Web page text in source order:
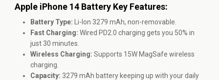
Apple iPhone 14 Battery Key Features:
Battery Type: Li-Ion 3279 mAh, non-removable.
Fast Charging: Wired PD2.0 charging gets you 50% in
just 30 minutes.
Wireless Charging: Supports 15W MagSafe wireless
charging.
Capacity: 3279 mAh battery keeping up with your daily